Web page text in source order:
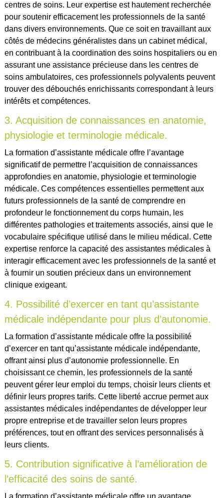
centres de soins. Leur expertise est hautement recherchée
pour soutenir efficacement les professionnels de la santé
dans divers environnements. Que ce soit en travaillant aux
côtés de médecins généralistes dans un cabinet médical,
en contribuant à la coordination des soins hospitaliers ou en
assurant une assistance précieuse dans les centres de
soins ambulatoires, ces professionnels polyvalents peuvent
trouver des débouchés enrichissants correspondant à leurs
intérêts et compétences.
3. Acquisition de connaissances en anatomie,
physiologie et terminologie médicale.
La formation d’assistante médicale offre l’avantage
significatif de permettre l’acquisition de connaissances
approfondies en anatomie, physiologie et terminologie
médicale. Ces compétences essentielles permettent aux
futurs professionnels de la santé de comprendre en
profondeur le fonctionnement du corps humain, les
différentes pathologies et traitements associés, ainsi que le
vocabulaire spécifique utilisé dans le milieu médical. Cette
expertise renforce la capacité des assistantes médicales à
interagir efficacement avec les professionnels de la santé et
à fournir un soutien précieux dans un environnement
clinique exigeant.
4. Possibilité d’exercer en tant qu’assistante
médicale indépendante pour plus d’autonomie.
La formation d’assistante médicale offre la possibilité
d’exercer en tant qu’assistante médicale indépendante,
offrant ainsi plus d’autonomie professionnelle. En
choisissant ce chemin, les professionnels de la santé
peuvent gérer leur emploi du temps, choisir leurs clients et
définir leurs propres tarifs. Cette liberté accrue permet aux
assistantes médicales indépendantes de développer leur
propre entreprise et de travailler selon leurs propres
préférences, tout en offrant des services personnalisés à
leurs clients.
5. Contribution significative à l’amélioration de
l’efficacité des soins de santé.